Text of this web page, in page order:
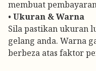
membuat
• Ukuran & Warna
Sila pastikan ukuran
gelang anda. Warna
berbeza atas faktor